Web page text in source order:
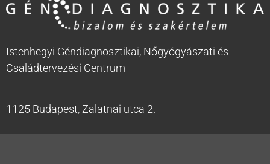
Istenhegyi Géndiagnosztikai, Nőgyógyászati és
Családtervezési Centrum
1125 Budapest, Zalatnai utca 2.